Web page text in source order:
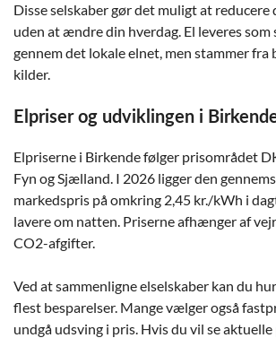
Disse selskaber gør det muligt at
uden at ændre din hverdag. El leveres
gennem det lokale elnet, men stammer
kilder.
Elpriser og udviklingen i
Elpriserne i Birkende følger prisområdet
Fyn og Sjælland. I 2026 ligger den
markedspris på omkring 2,45 kr./kWh i
lavere om natten. Priserne afhænger af
CO2-afgifter.
Ved at sammenligne elselskaber kan du
flest besparelser. Mange vælger også
undgå udsving i pris. Hvis du vil se